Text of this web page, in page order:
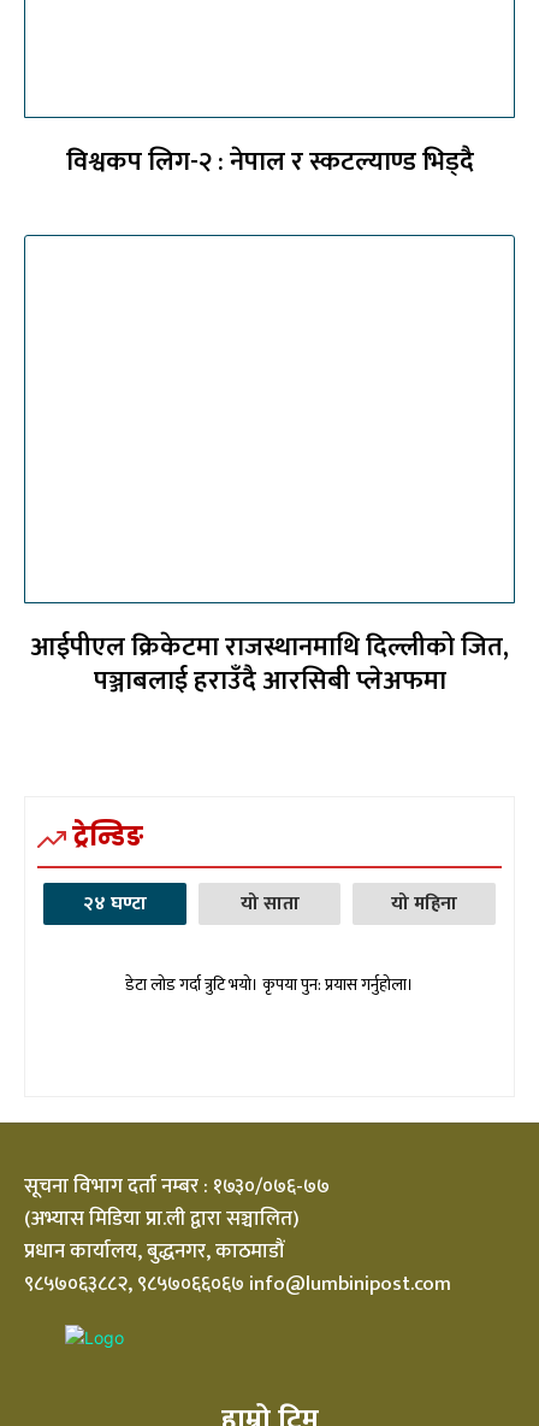
विश्वकप लिग-२ : नेपाल र स्कटल्याण्ड भिड्दै
आईपीएल क्रिकेटमा राजस्थानमाथि दिल्लीको जित,
पञ्जाबलाई हराउँदै आरसिबी प्लेअफमा
ट्रेन्डिङ
२४ घण्टा यो साता यो महिना
डेटा लोड गर्दा त्रुटि भयो। कृपया पुन: प्रयास गर्नुहोला।
सूचना विभाग दर्ता नम्बर : १७३०/०७६-७७
(अभ्यास मिडिया प्रा.ली द्वारा सञ्चालित)
प्रधान कार्यालय, बुद्धनगर, काठमाडौं
९८५७०६३८८२, ९८५७०६६०६७ info@lumbinipost.com